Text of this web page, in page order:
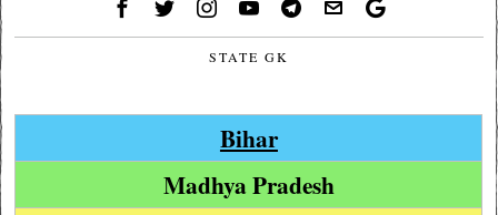
STATE GK
Bihar
Madhya Pradesh